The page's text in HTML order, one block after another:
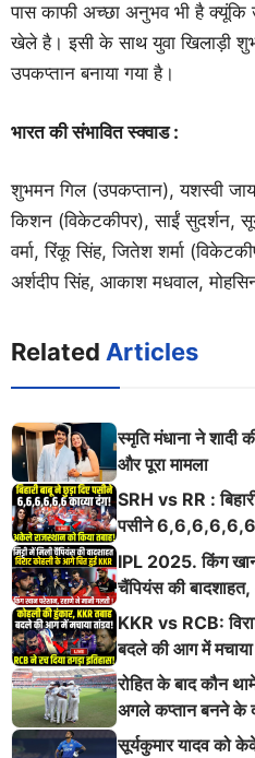
पास काफी अच्छा अनुभव भी है क्यूंकि
खेले है। इसी के साथ युवा खिलाड़ी
उपकप्तान बनाया गया है।
भारत की संभावित स्क्वाड :
शुभमन गिल (उपकप्तान), यशस्वी
किशन (विकेटकीपर), साईं सुदर्शन,
वर्मा, रिंकू सिंह, जितेश शर्मा
अर्शदीप सिंह, आकाश मधवाल,
Related Articles
स्मृति मंधाना ने शादी
और पूरा मामला
SRH vs RR :
पसीने 6,6,6,6,6,6
किया तबाह!
IPL 2025. किंग
चैंपियंस की
ऐसी दहाड़
KKR vs RCB:
बदले की आग में
इतिहास
रोहित के बाद कौन
अगले कप्तान बनने के
श्मन
सूर्यकुमार यादव को